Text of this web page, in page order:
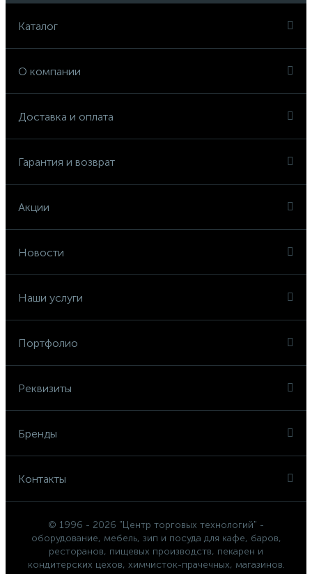
Каталог
О компании
Доставка и оплата
Гарантия и возврат
Акции
Новости
Наши услуги
Портфолио
Реквизиты
Бренды
Контакты
© 1996 - 2026 "Центр торговых технологий" -
оборудование, мебель, зип и посуда для кафе, баров,
ресторанов, пищевых производств, пекарен и
кондитерских цехов, химчисток-прачечных, магазинов.